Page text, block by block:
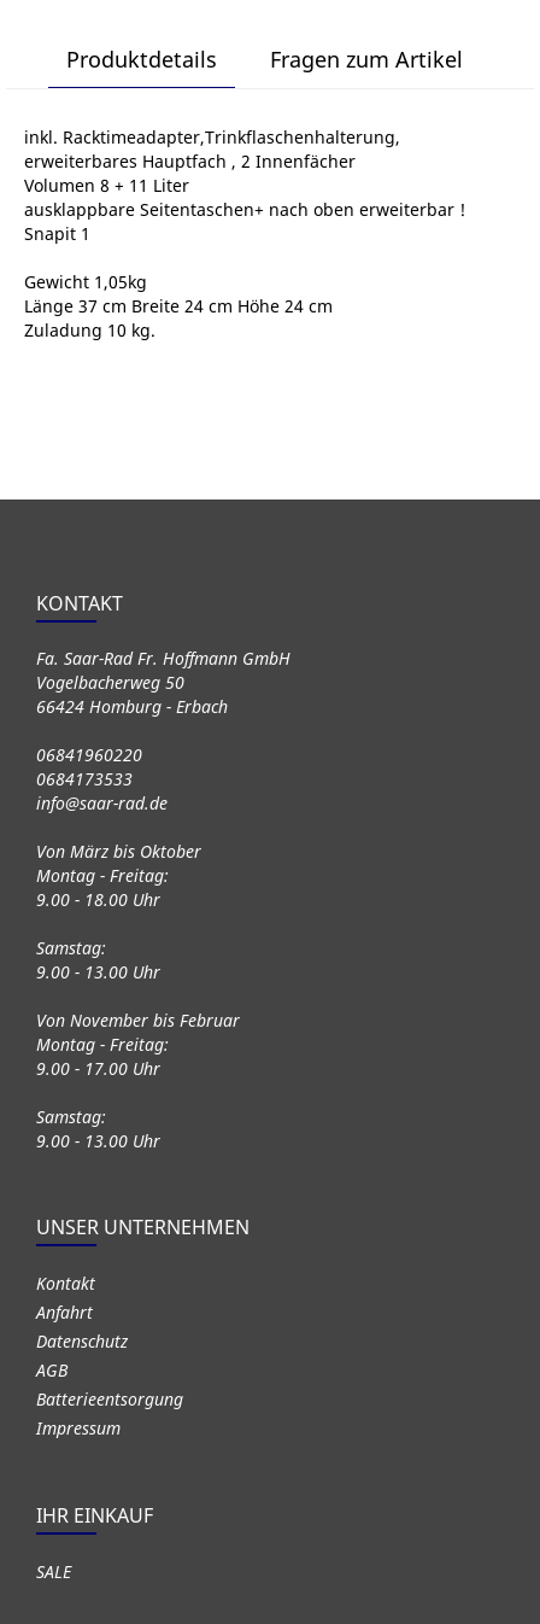
Produktdetails Fragen zum Artikel
inkl. Racktimeadapter,Trinkflaschenhalterung,
erweiterbares Hauptfach , 2 Innenfächer
Volumen 8 + 11 Liter
ausklappbare Seitentaschen+ nach oben erweiterbar !
Snapit 1
Gewicht 1,05kg
Länge 37 cm Breite 24 cm Höhe 24 cm
Zuladung 10 kg.
KONTAKT
Fa. Saar-Rad Fr. Hoffmann GmbH
Vogelbacherweg 50
66424 Homburg - Erbach
06841960220
0684173533
info@saar-rad.de
Von März bis Oktober
Montag - Freitag:
9.00 - 18.00 Uhr
Samstag:
9.00 - 13.00 Uhr
Von November bis Februar
Montag - Freitag:
9.00 - 17.00 Uhr
Samstag:
9.00 - 13.00 Uhr
UNSER UNTERNEHMEN
Kontakt
Anfahrt
Datenschutz
AGB
Batterieentsorgung
Impressum
IHR EINKAUF
SALE